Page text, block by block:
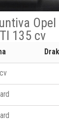
135 cv